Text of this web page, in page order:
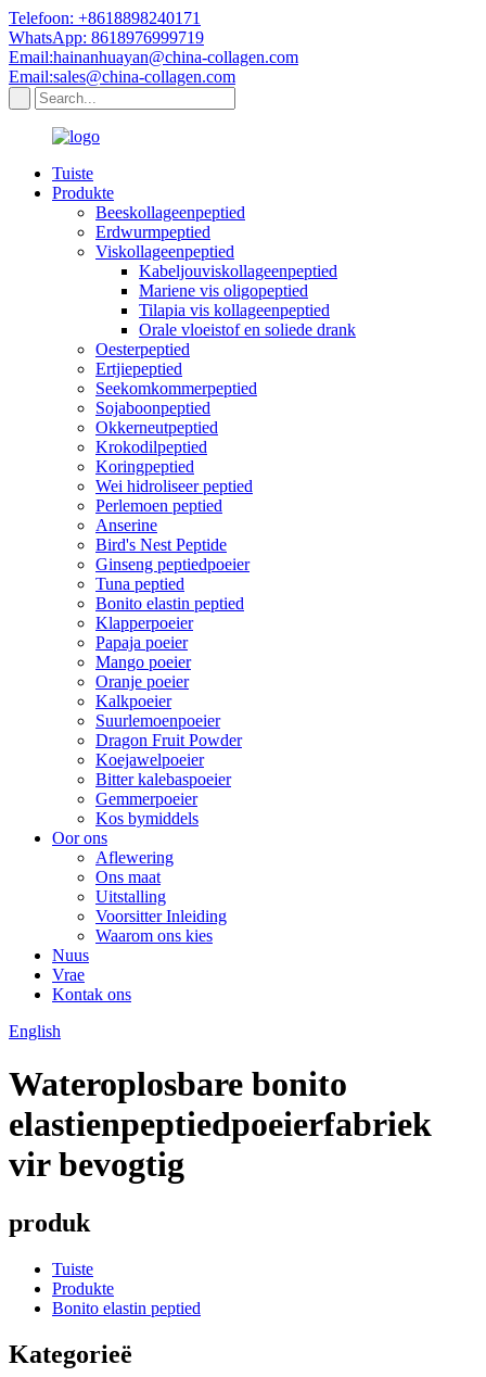
Telefoon: +8618898240171
WhatsApp: 8618976999719
Email:hainanhuayan@china-collagen.com
Email:sales@china-collagen.com
Tuiste
Produkte
Beeskollageenpeptied
Erdwurmpeptied
Viskollageenpeptied
Kabeljouviskollageenpeptied
Mariene vis oligopeptied
Tilapia vis kollageenpeptied
Orale vloeistof en soliede drank
Oesterpeptied
Ertjiepeptied
Seekomkommerpeptied
Sojaboonpeptied
Okkerneutpeptied
Krokodilpeptied
Koringpeptied
Wei hidroliseer peptied
Perlemoen peptied
Anserine
Bird's Nest Peptide
Ginseng peptiedpoeier
Tuna peptied
Bonito elastin peptied
Klapperpoeier
Papaja poeier
Mango poeier
Oranje poeier
Kalkpoeier
Suurlemoenpoeier
Dragon Fruit Powder
Koejawelpoeier
Bitter kalebaspoeier
Gemmerpoeier
Kos bymiddels
Oor ons
Aflewering
Ons maat
Uitstalling
Voorsitter Inleiding
Waarom ons kies
Nuus
Vrae
Kontak ons
English
Wateroplosbare bonito
elastienpeptiedpoeierfabriek
vir bevogtig
produk
Tuiste
Produkte
Bonito elastin peptied
Kategorieë